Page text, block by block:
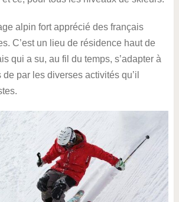
alpin fort apprécié des français
C’est un lieu de résidence haut de
qui a su, au fil du temps, s’adapter à
par les diverses activités qu’il